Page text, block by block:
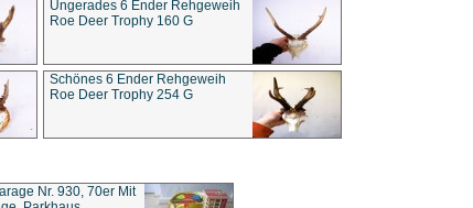
Ungerades 6 Ender Rehgeweih
Roe Deer Trophy 160 G
Schönes 6 Ender Rehgeweih
Roe Deer Trophy 254 G
Nr. 930, 70er Mit